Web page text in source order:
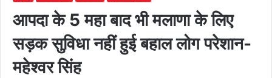
आपदा के 5 महा बाद भी मलाणा के लिए
सड़क सुविधा नहीं हुई बहाल लोग परेशान-
महेश्वर सिंह